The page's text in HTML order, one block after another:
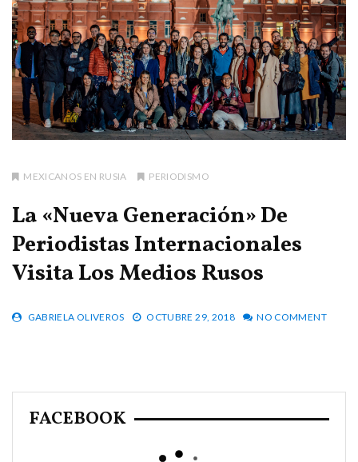
MEXICANOS EN RUSIA PERIODISMO
La «Nueva Generación» De
Periodistas Internacionales
Visita Los Medios Rusos
GABRIELA OLIVEROS OCTUBRE 29, 2018 NO COMMENT
FACEBOOK